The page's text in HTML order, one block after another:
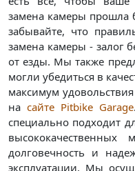
замена камеры прошла
забывайте, что
замена камеры - залог
от езды. Мы также
могли убедиться в
максимум
на сайте Pitbike Garage
специально подходит
высококачественных
долговечность и
эксплуатации. Мы